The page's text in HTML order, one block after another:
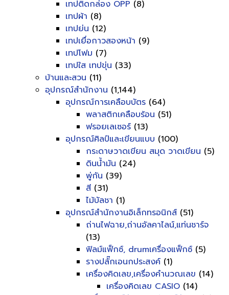
เทปติดกล่อง OPP (8)
เทปผ้า (8)
เทปย่น (12)
เทปเยื่อกาวสองหน้า (9)
เทปโฟม (7)
เทปใส เทปขุ่น (33)
บ้านและสวน (11)
อุปกรณ์สำนักงาน (1,144)
อุปกรณ์การเคลือบบัตร (64)
พลาสติกเคลือบร้อน (51)
ฟรอยเลเซอร์ (13)
อุปกรณ์ศิลป์และเขียนแบบ (100)
กระดาษวาดเขียน สมุด วาดเขียน (5)
ดินน้ำมัน (24)
พู่กัน (39)
สี (31)
ไม้บัลชา (1)
อุปกรณ์สำนักงานอิเล็กทรอนิกส์ (51)
ถ่านไฟฉาย,ถ่านอัลคาไลน์,แท่นชาร์จ
(13)
ฟิลม์แฟ็กซ์, drumเครื่องแฟ็กซ์ (5)
รางปลั๊กเอนกประสงค์ (1)
เครื่องคิดเลข,เครื่องคำนวณเลข (14)
เครื่องคิดเลข CASIO (14)